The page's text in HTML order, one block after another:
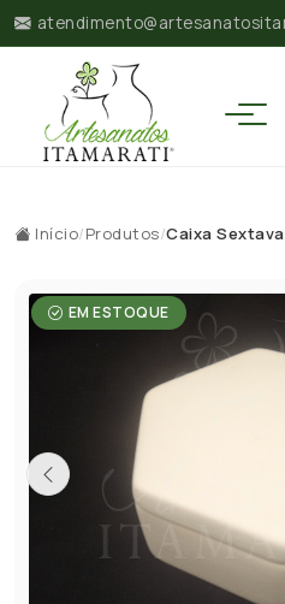
Início/Produtos/Caixa
EM ESTOQUE